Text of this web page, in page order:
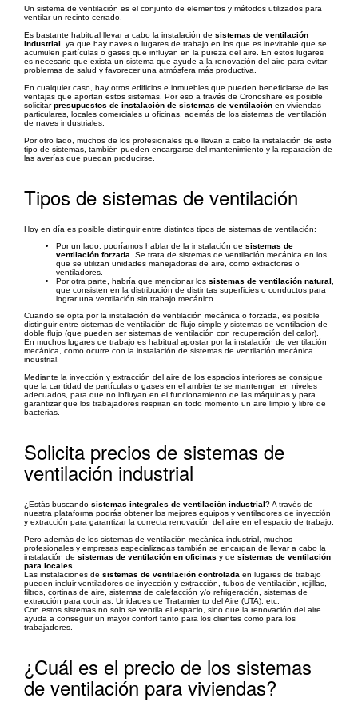
Un sistema de ventilación es el conjunto de elementos y métodos utilizados para
ventilar un recinto cerrado.
Es bastante habitual llevar a cabo la instalación de sistemas de ventilación
industrial , ya que hay naves o lugares de trabajo en los que es inevitable que se
acumulen partículas o gases que influyan en la pureza del aire. En estos lugares
es necesario que exista un sistema que ayude a la renovación del aire para evitar
problemas de salud y favorecer una atmósfera más productiva.
En cualquier caso, hay otros edificios e inmuebles que pueden beneficiarse de las
ventajas que aportan estos sistemas. Por eso a través de Cronoshare es posible
solicitarpresupuestos de instalación de sistemas de ventilación en viviendas
particulares, locales comerciales u oficinas, además de los sistemas de ventilación
de naves industriales.
Por otro lado, muchos de los profesionales que llevan a cabo la instalación de este
tipo de sistemas, también pueden encargarse del mantenimiento y la reparación de
las averías que puedan producirse.
Tipos de sistemas de ventilación
Hoy en día es posible distinguir entre distintos tipos de sistemas de ventilación:
Por un lado, podríamos hablar de la instalación de sistemas de
ventilación forzada . Se trata de sistemas de ventilación mecánica en los
que se utilizan unidades manejadoras de aire, como extractores o
ventiladores.
Por otra parte, habría que mencionar los sistemas de ventilación natural
que consisten en la distribución de distintas superficies o conductos para
lograr una ventilación sin trabajo mecánico.
Cuando se opta por la instalación de ventilación mecánica o forzada, es posible
distinguir entre sistemas de ventilación de flujo simple y sistemas de ventilación de
doble flujo (que pueden ser sistemas de ventilación con recuperación del calor).
En muchos lugares de trabajo es habitual apostar por la instalación de ventilación
mecánica, como ocurre con la instalación de sistemas de ventilación mecánica
industrial.
Mediante la inyección y extracción del aire de los espacios interiores se consigue
que la cantidad de partículas o gases en el ambiente se mantengan en niveles
adecuados, para que no influyan en el funcionamiento de las máquinas y para
garantizar que los trabajadores respiran en todo momento un aire limpio y libre de
bacterias.
Solicita precios de sistemas de
ventilación industrial
¿Estás buscando sistemas integrales de ventilación industrial? A través de
nuestra plataforma podrás obtener los mejores equipos y ventiladores de inyección
y extracción para garantizar la correcta renovación del aire en el espacio de trabajo.
Pero además de los sistemas de ventilación mecánica industrial, muchos
profesionales y empresas especializadas también se encargan de llevar a cabo la
instalación de sistemas de ventilación en oficinas y de sistemas de ventilación
para locales
Las instalaciones de sistemas de ventilación controlada en lugares de trabajo
pueden incluir ventiladores de inyección y extracción, tubos de ventilación, rejillas,
filtros, cortinas de aire, sistemas de calefacción y/o refrigeración, sistemas de
extracción para cocinas, Unidades de Tratamiento del Aire (UTA), etc.
Con estos sistemas no solo se ventila el espacio, sino que la renovación del aire
ayuda a conseguir un mayor confort tanto para los clientes como para los
trabajadores.
¿Cuál es el precio de los sistemas
de ventilación para viviendas?